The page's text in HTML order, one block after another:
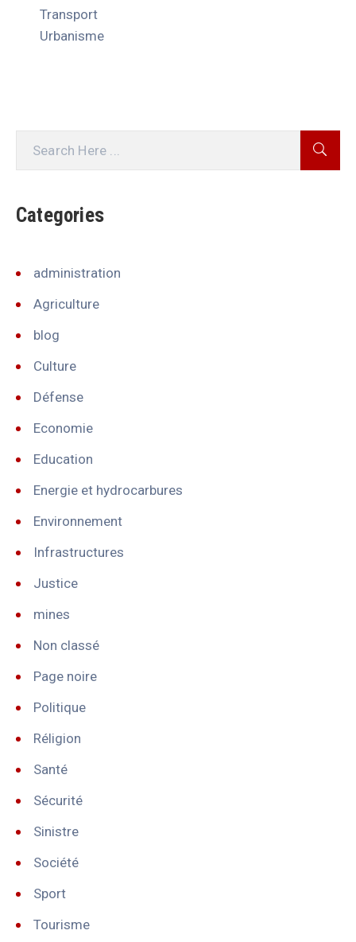
Transport
Urbanisme
Categories
administration
Agriculture
blog
Culture
Défense
Economie
Education
Energie et hydrocarbures
Environnement
Infrastructures
Justice
mines
Non classé
Page noire
Politique
Réligion
Santé
Sécurité
Sinistre
Société
Sport
Tourisme